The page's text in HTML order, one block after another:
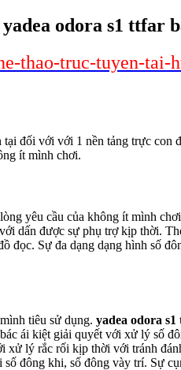
odora s1 ttfar
thao-truc-tuyen-
đối với với 1 nền tảng trực con
ít mình chơi.
yêu cầu của không ít mình
dấn được sự phụ trợ kịp thời.
Sự đa dạng dạng hình số
tiêu sử dụng. yadea odora
ái kiệt giải quyết với xử lý số
lý rắc rối kịp thời với tránh
đông khi, số đông vày trí. Sự